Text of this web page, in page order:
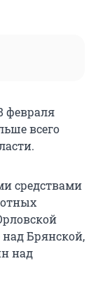
февраля
всего
средствами
над Брянской,
над